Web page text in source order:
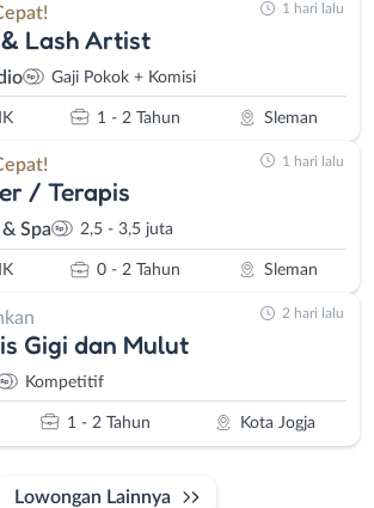
Lash Artist
Gaji Pokok + Komisi
1 - 2 Tahun Sleman
1 hari lalu
/ Terapis
Spa 2,5 - 3,5 juta
0 - 2 Tahun Sleman
1 hari lalu
Gigi dan Mulut
Kompetitif
1 - 2 Tahun Kota Jogja
2 hari lalu
Lowongan Lainnya